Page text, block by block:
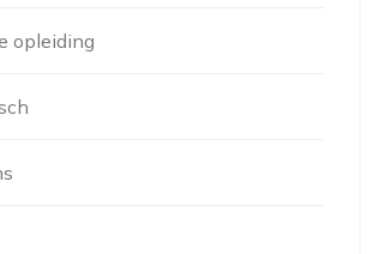
opleiding